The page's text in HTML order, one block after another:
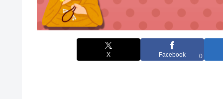
X Facebook 0